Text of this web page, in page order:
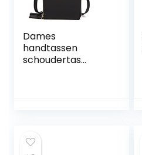
Dames
handtassen
schoudertas
met veel vakken